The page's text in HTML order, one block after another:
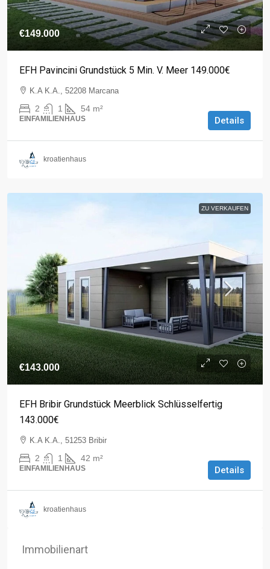
€149.000
EFH Pavincini Grundstück 5 Min. V. Meer 149.000€
K.A K.A., 52208 Marcana
2 1 54 m²
EINFAMILIENHAUS Details
kroatienhaus
ZU VERKAUFEN
€143.000
EFH Bribir Grundstück Meerblick Schlüsselfertig
143.000€
K.A K.A., 51253 Bribir
2 1 42 m²
EINFAMILIENHAUS Details
kroatienhaus
Immobilienart